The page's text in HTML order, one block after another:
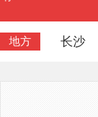
地方 长沙